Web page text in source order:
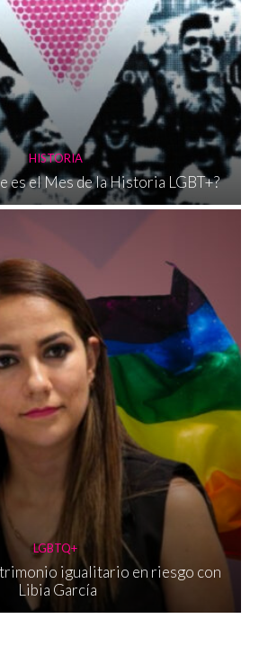
HISTORIA
es el Mes de la Historia LGBT+?
LGBTQ+
igualitario en riesgo con
Libia García